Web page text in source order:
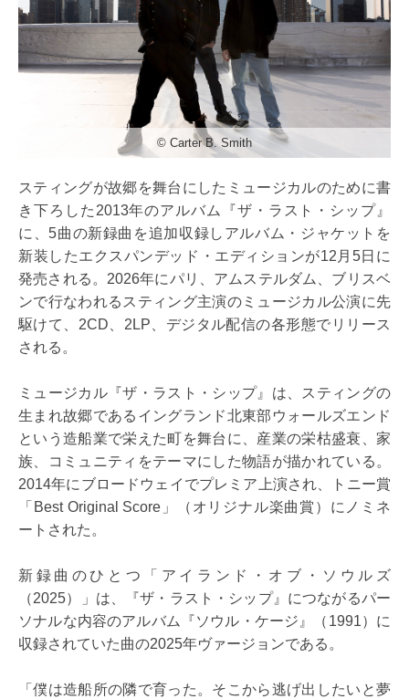
©︎ Carter B. Smith
スティングが故郷を舞台にしたミュージカルのために書
き下ろした2013年のアルバム『ザ・ラスト・シップ』
に、5曲の新録曲を追加収録しアルバム・ジャケットを
新装したエクスパンデッド・エディションが12月5日に
発売される。2026年にパリ、アムステルダム、ブリスベ
ンで行なわれるスティング主演のミュージカル公演に先
駆けて、2CD、2LP、デジタル配信の各形態でリリース
される。
ミュージカル『ザ・ラスト・シップ』は、スティングの
生まれ故郷であるイングランド北東部ウォールズエンド
という造船業で栄えた町を舞台に、産業の栄枯盛衰、家
族、コミュニティをテーマにした物語が描かれている。
2014年にブロードウェイでプレミア上演され、トニー賞
「Best Original Score」（オリジナル楽曲賞）にノミネ
ートされた。
新録曲のひとつ「アイランド・オブ・ソウルズ
（2025）」は、『ザ・ラスト・シップ』につながるパー
ソナルな内容のアルバム『ソウル・ケージ』（1991）に
収録されていた曲の2025年ヴァージョンである。
「僕は造船所の隣で育った。そこから逃げ出したいと夢